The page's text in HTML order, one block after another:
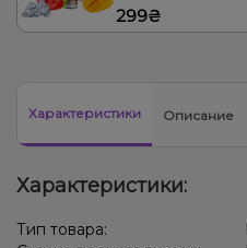
299₴
Характеристики Описание
Характеристики:
Тип товара: